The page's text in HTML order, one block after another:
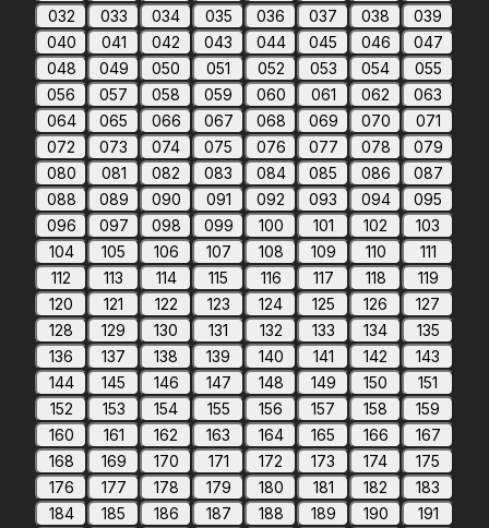
032
033 034 035 036 037 038
039
040
041 042 043 044 045 046
047
048
049 050 051 052 053 054
055
056
057 058 059 060 061 062
063
064
065 066 067 068 069 070
071
072
073 074 075 076 077 078
079
080
081 082 083 084 085 086
087
088
089 090 091 092 093 094
095
096
097 098 099 100 101 102
103
104
105 106 107 108 109 110
111
112
113 114 115 116 117 118
119
120
121 122 123 124 125 126
127
128
129 130 131 132 133 134
135
136
137 138 139 140 141 142
143
144
145 146 147 148 149 150
151
152
153 154 155 156 157 158
159
160
161 162 163 164 165 166
167
168
169 170 171 172 173 174
175
176
177 178 179 180 181 182
183
184
185 186 187 188 189 190
191